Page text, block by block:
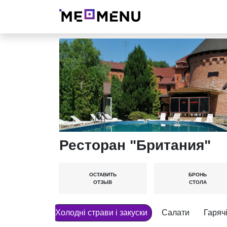
Ресторан "Британия"
ОСТАВИТЬ
ОТЗЫВ
БРОНЬ
СТОЛА
Холодні страви і закуски Салати